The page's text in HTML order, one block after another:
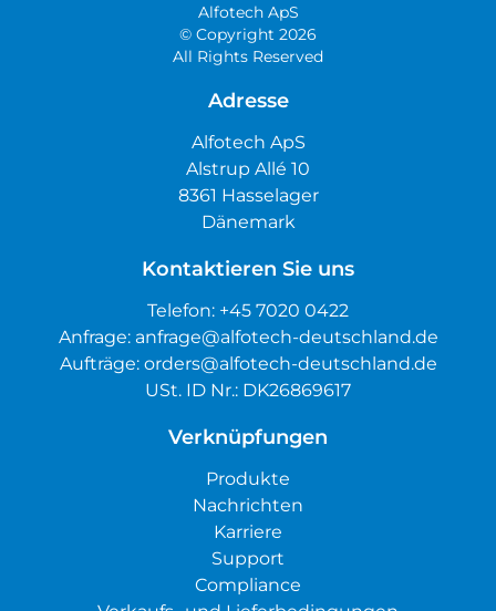
Alfotech ApS
© Copyright 2026
All Rights Reserved
Adresse
Alfotech ApS
Alstrup Allé 10
8361 Hasselager
Dänemark
Kontaktieren Sie uns
Telefon: +45 7020 0422
Anfrage: anfrage@alfotech-deutschland.de
Aufträge: orders@alfotech-deutschland.de
USt. ID Nr.: DK26869617
Verknüpfungen
Produkte
Nachrichten
Karriere
Support
Compliance